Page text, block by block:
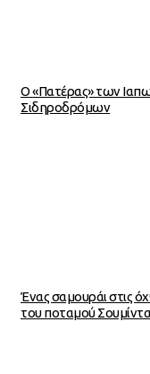
Ο «Πατέρας» των
Σιδηροδρόμων
Ένας σαμουράι στις
του ποταμού Σουμίντα